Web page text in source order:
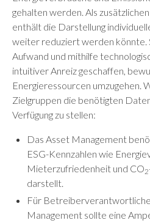
gehalten werden. Als
enthält die Darstellung
weiter reduziert werden könnte.
Aufwand und mithilfe
intuitiver Anreiz geschaffen,
Energieressourcen umzugehen.
Zielgruppen die benötigten
Verfügung zu stellen:
Das Asset Management
ESG-Kennzahlen wie
Mieterzufriedenheit und CO2
darstellt.
Für
Management sollte eine